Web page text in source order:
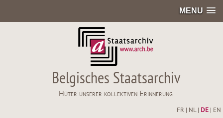
MENU
Belgisches Staatsarchiv
Hüter unserer kollektiven Erinnerung
FR NL| DE| EN